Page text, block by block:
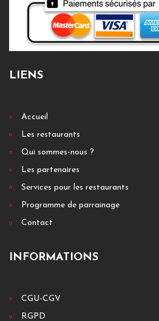
LIENS
Accueil
Les restaurants
Qui sommes-nous ?
Les partenaires
Services pour les restaurants
Programme de parrainage
Contact
INFORMATIONS
CGU-CGV
RGPD